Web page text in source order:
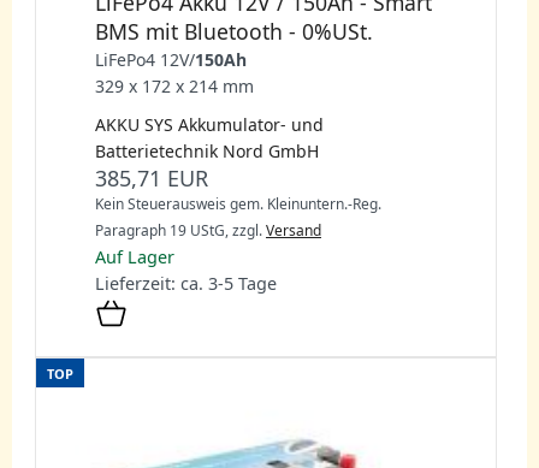
BMS mit Bluetooth - 0%USt.
LiFePo4 12V/150Ah
329 x 172 x 214 mm
AKKU SYS Akkumulator- und
Batterietechnik Nord GmbH
385,71 EUR
Kein Steuerausweis gem. Kleinuntern.-Reg.
Paragraph 19 UStG,zzgl.Versand
Auf Lager
Lieferzeit: ca. 3-5 Tage
TOP